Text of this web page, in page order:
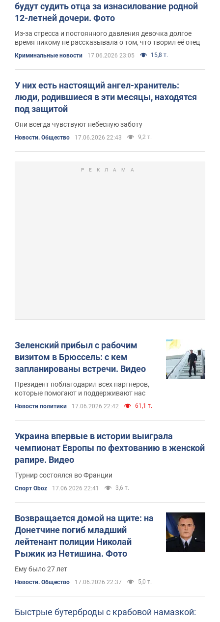
будут судить отца за изнасилование родной
12-летней дочери. Фото
Из-за стресса и постоянного давления девочка долгое
время никому не рассказывала о том, что творил её отец
Криминальные новости 17.06.2026 23:05 15,8 т.
У них есть настоящий ангел-хранитель:
люди, родившиеся в эти месяцы, находятся
под защитой
Они всегда чувствуют небесную заботу
Новости. Общество 17.06.2026 22:43 9,2 т.
Зеленский прибыл с рабочим
визитом в Брюссель: с кем
запланированы встречи. Видео
Президент поблагодарил всех партнеров,
которые помогают и поддерживают нас
Новости политики 17.06.2026 22:42 61,1 т.
Украина впервые в истории выиграла
чемпионат Европы по фехтованию в женской
рапире. Видео
Турнир состоялся во Франции
Спорт Oboz 17.06.2026 22:41 3,6 т.
Возвращается домой на щите: на
Донетчине погиб младший
лейтенант полиции Николай
Рыжик из Нетишина. Фото
Ему было 27 лет
Новости. Общество 17.06.2026 22:37 5,0 т.
Быстрые бутерброды с крабовой намазкой: